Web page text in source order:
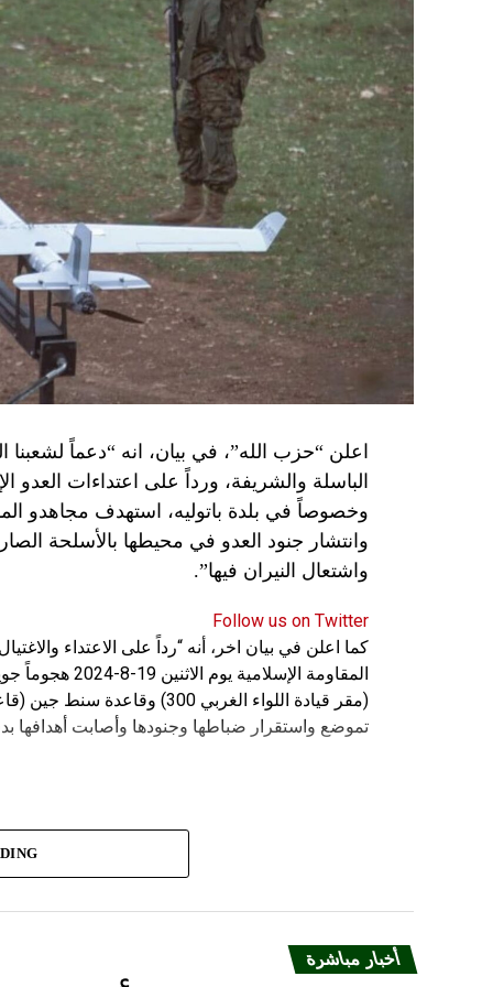
اعلن “حزب الله”، في بيان، انه “دعماً
الباسلة ‌‏‌‏‌والشريفة، ورداً على اعتداءات العدو
وانتشار جنود العدو في محيطها بالأسلحة
واشتعال النيران فيها”.
Follow us on Twitter
كما اعلن في بيان اخر، أنه “رداً على الاعتداء
المقاومة
(مقر قيادة اللواء الغربي
تموضع واستقرار ضباطها وجنودها وأصابت أهدافها
أخبار مباشرة